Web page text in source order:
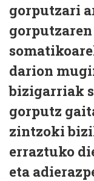
gorputzari
darion
bizigarriak
gorputz
zintzoki
erraztuko
eta